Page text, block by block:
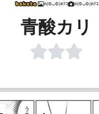
ฅ(ФᴗФ)ฅﾏｺ ฅ(ФᴗФ)ฅﾏｺ
青酸カリ